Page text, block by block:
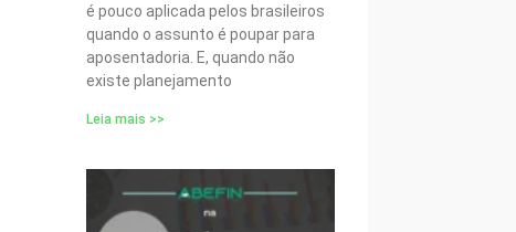
é pouco aplicada pelos brasileiros
quando o assunto é poupar para
aposentadoria. E, quando não
existe planejamento
Leia mais >>